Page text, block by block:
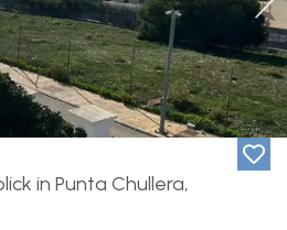
in Punta Chullera,